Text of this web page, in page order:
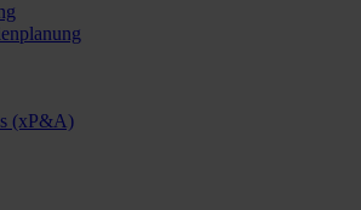
(xP&A)